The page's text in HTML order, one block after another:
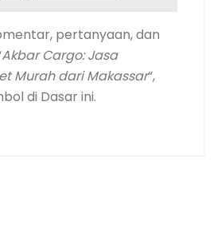
pertanyaan, dan
Akbar Cargo: Jasa
Murah dari Makassar“,
di Dasar ini.